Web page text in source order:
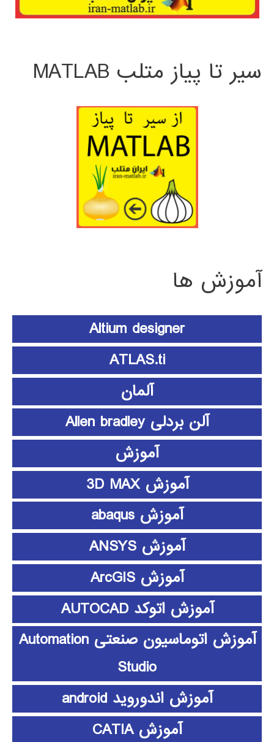
سیر تا پیاز متلب MATLAB
آموزش ها
Altium designer
ATLAS.ti
آلمان
آلن بردلی Allen bradley
آموزش
آموزش 3D MAX
آموزش abaqus
آموزش ANSYS
آموزش ArcGIS
آموزش اتوکد AUTOCAD
آموزش اتوماسیون صنعتی Automation
Studio
آموزش اندوروید android
آموزش CATIA